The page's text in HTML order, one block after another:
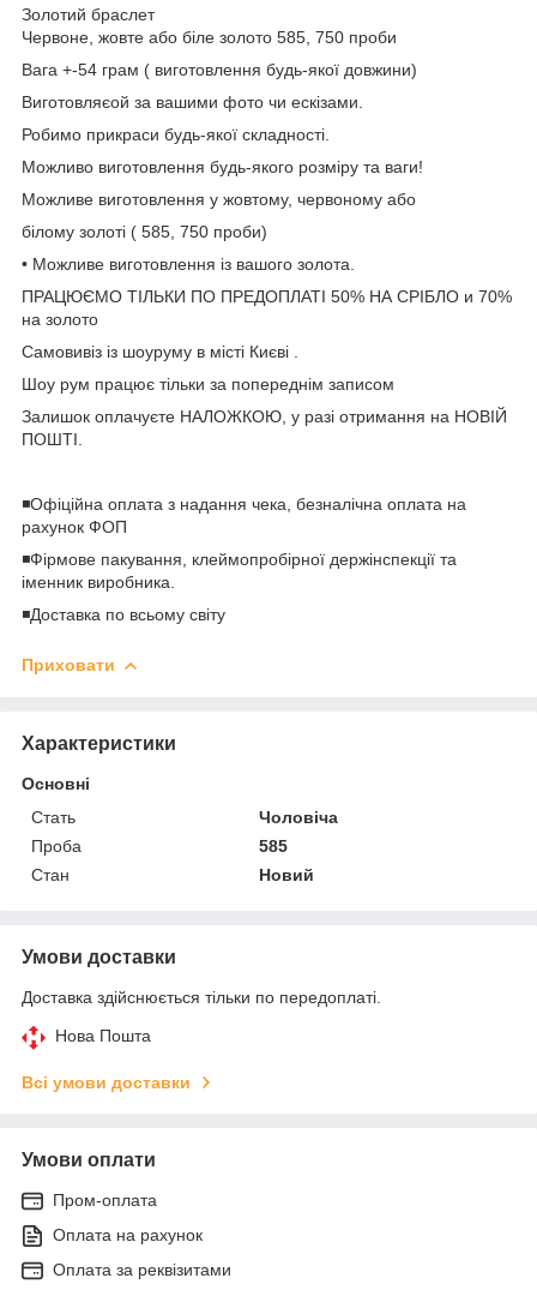
Золотий браслет
Червоне, жовте або біле золото 585, 750 проби
Вага +-54 грам ( виготовлення будь-якої довжини)
Виготовляєой за вашими фото чи ескізами.
Робимо прикраси будь-якої складності.
Можливо виготовлення будь-якого розміру та ваги!
Можливе виготовлення у жовтому, червоному або
білому золоті ( 585, 750 проби)
• Можливе виготовлення із вашого золота.
ПРАЦЮЄМО ТІЛЬКИ ПО ПРЕДОПЛАТІ 50% НА СРІБЛО и 70%
на золото
Самовивіз із шоуруму в місті Києві .
Шоу рум працює тільки за попереднім записом
Залишок оплачуєте НАЛОЖКОЮ, у разі отримання на НОВІЙ
ПОШТІ.
◾️Офіційна оплата з надання чека, безналічна оплата на
рахунок ФОП
◾️Фірмове пакування, клеймопробірної держінспекції та
іменник виробника.
◾️Доставка по всьому світу
Приховати
Характеристики
Основні
Стать
Чоловіча
Проба
585
Стан
Новий
Умови доставки
Доставка здійснюється тільки по передоплаті.
Нова Пошта
Всі умови доставки
Умови оплати
Пром-оплата
Оплата на рахунок
Оплата за реквізитами